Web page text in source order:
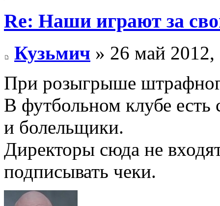
Re: Наши играют за
Кузьмич » 26 май 2012,
При розыгрыше
В футбольном клубе есть
и болельщики.
Директоры сюда не
подписывать чеки.